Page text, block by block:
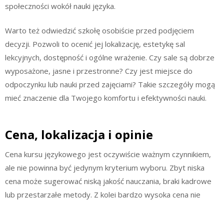
społeczności wokół nauki języka.
Warto też odwiedzić szkołę osobiście przed podjęciem
decyzji. Pozwoli to ocenić jej lokalizację, estetykę sal
lekcyjnych, dostępność i ogólne wrażenie. Czy sale są dobrze
wyposażone, jasne i przestronne? Czy jest miejsce do
odpoczynku lub nauki przed zajęciami? Takie szczegóły mogą
mieć znaczenie dla Twojego komfortu i efektywności nauki.
Cena, lokalizacja i opinie
Cena kursu językowego jest oczywiście ważnym czynnikiem,
ale nie powinna być jedynym kryterium wyboru. Zbyt niska
cena może sugerować niską jakość nauczania, braki kadrowe
lub przestarzałe metody. Z kolei bardzo wysoka cena nie